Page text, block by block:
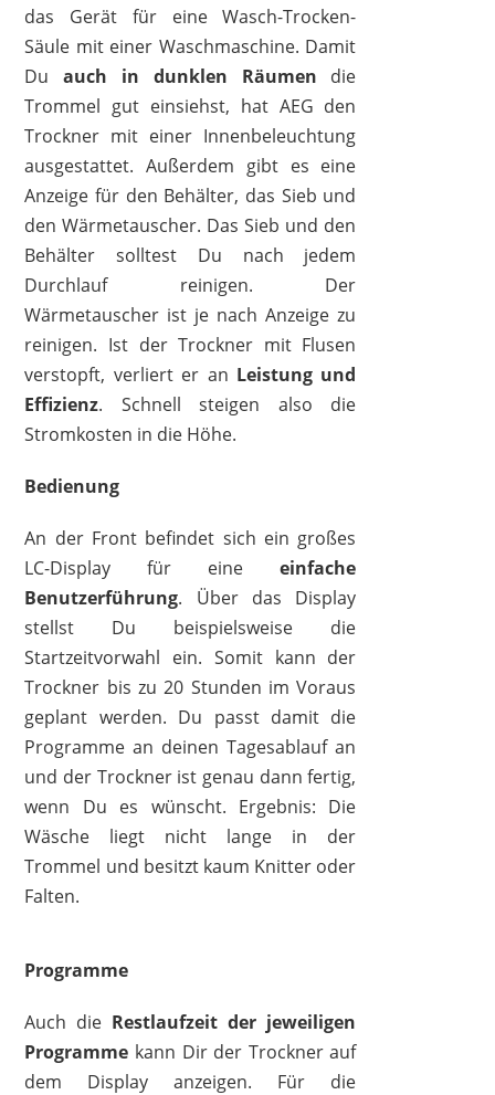
das Gerät für eine Wasch-Trocken-
Säule mit einer Waschmaschine. Damit
Duauch in dunklen Räumen die
Trommel gut einsiehst, hat AEG den
Trockner mit einer Innenbeleuchtung
ausgestattet. Außerdem gibt es eine
Anzeige für den Behälter, das Sieb und
den Wärmetauscher. Das Sieb und den
Behälter solltest Du nach jedem
Durchlauf reinigen. Der
Wärmetauscher ist je nach Anzeige zu
reinigen. Ist der Trockner mit Flusen
verstopft, verliert er an Leistung und
Effizienz. Schnell steigen also die
Stromkosten in die Höhe.
Bedienung
An der Front befindet sich ein großes
LC-Display für eine einfache
Benutzerführung. Über das Display
stellst Du beispielsweise die
Startzeitvorwahl ein. Somit kann der
Trockner bis zu 20 Stunden im Voraus
geplant werden. Du passt damit die
Programme an deinen Tagesablauf an
und der Trockner ist genau dann fertig,
wenn Du es wünscht. Ergebnis: Die
Wäsche liegt nicht lange in der
Trommel und besitzt kaum Knitter oder
Falten.
Programme
Auch die Restlaufzeit der jeweiligen
Programme kann Dir der Trockner auf
dem Display anzeigen. Für die